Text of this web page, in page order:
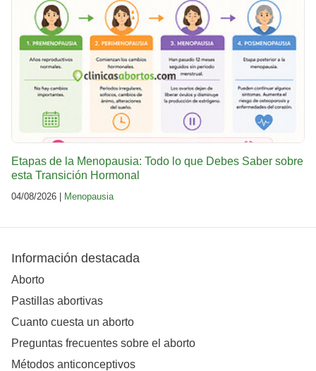
Etapas de la Menopausia: Todo lo que Debes Saber sobre
esta Transición Hormonal
04/08/2026 | Menopausia
Información destacada
Aborto
Pastillas abortivas
Cuanto cuesta un aborto
Preguntas frecuentes sobre el aborto
Métodos anticonceptivos